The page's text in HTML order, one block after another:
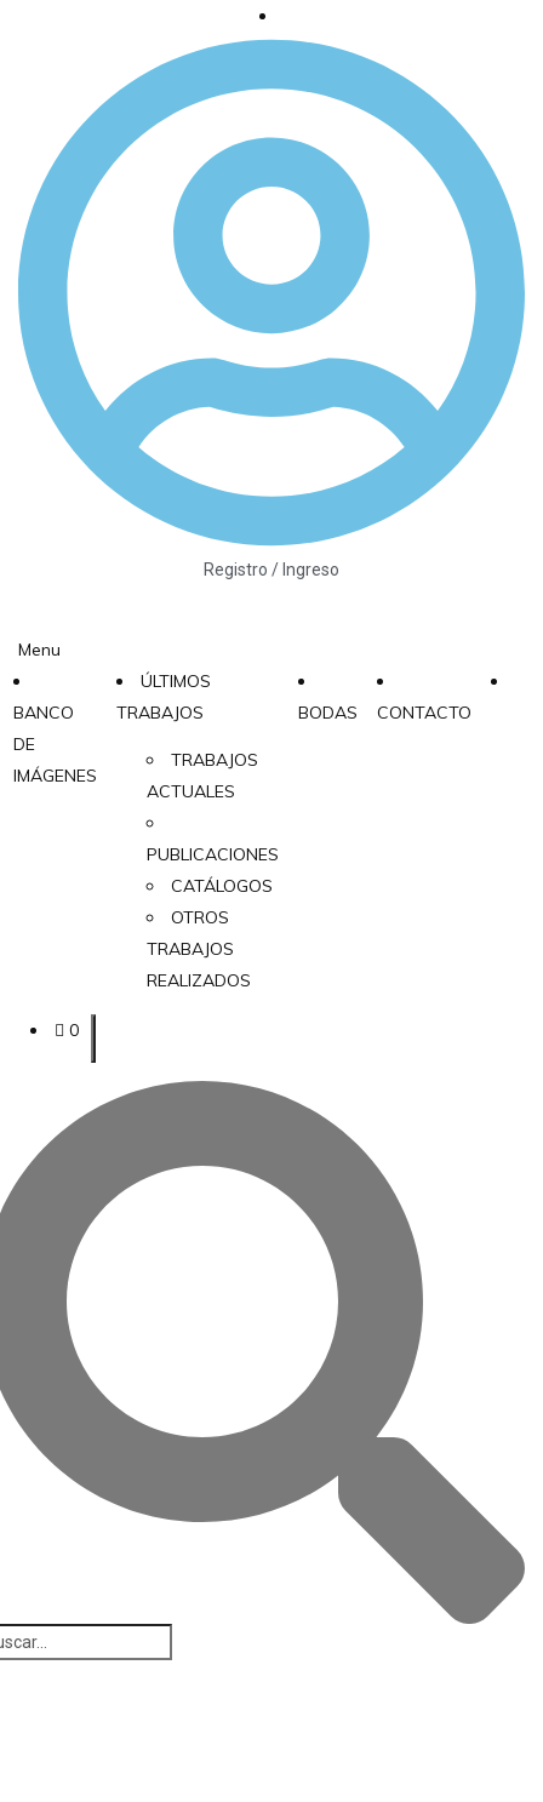
Registro / Ingreso
Menu
BANCO
DE
IMÁGENES
ÚLTIMOS
TRABAJOS
TRABAJOS
ACTUALES
PUBLICACIONES
CATÁLOGOS
OTROS
TRABAJOS
REALIZADOS
BODAS CONTACTO
0